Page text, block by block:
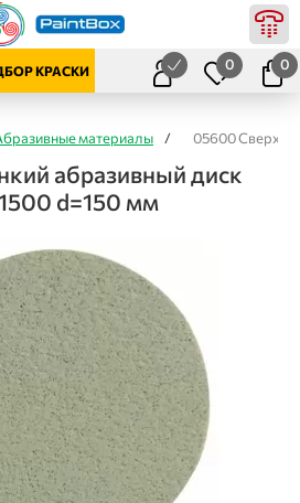
КРАСКИ 0 0
материалы / 05600
абразивный диск
d=150 мм